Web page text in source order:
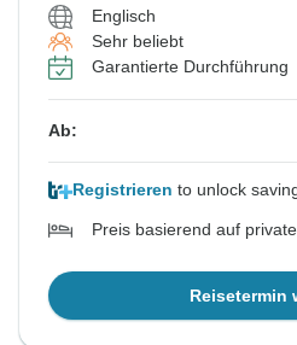
Englisch
Sehr beliebt
Garantierte Durchführung
Ab:
Registrieren to unlock
Preis basierend auf
Reisetermin